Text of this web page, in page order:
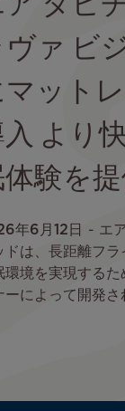
ヴァ ビ
マット
より
験を
年6月12日
エ
ドは、長距離フ
環境を実現する
ーによって開発さ